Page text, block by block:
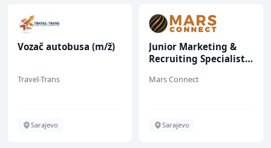
Vozač autobusa (m/ž)
Travel-Trans
Sarajevo
Junior Marketing &
Recruiting Specialist
Mars Connect
Sarajevo